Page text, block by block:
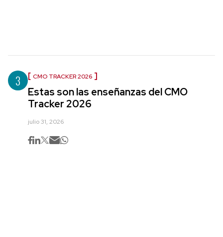
3 CMO TRACKER 2026
Estas son las enseñanzas del CMO
Tracker 2026
julio 31, 2026